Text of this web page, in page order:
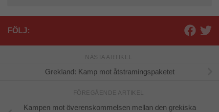
FÖLJ:
NÄSTA ARTIKEL
Grekland: Kamp mot åtstramingspaketet
FÖREGÅENDE ARTIKEL
Kampen mot överenskommelsen mellan den grekiska